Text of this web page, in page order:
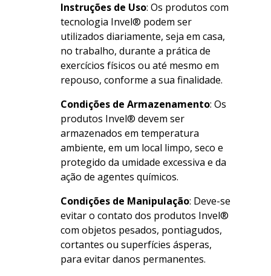
Instruções de Uso: Os produtos com
tecnologia Invel® podem ser
utilizados diariamente, seja em casa,
no trabalho, durante a prática de
exercícios físicos ou até mesmo em
repouso, conforme a sua finalidade.
Condições de Armazenamento: Os
produtos Invel® devem ser
armazenados em temperatura
ambiente, em um local limpo, seco e
protegido da umidade excessiva e da
ação de agentes químicos.
Condições de Manipulação: Deve-se
evitar o contato dos produtos Invel®
com objetos pesados, pontiagudos,
cortantes ou superfícies ásperas,
para evitar danos permanentes.